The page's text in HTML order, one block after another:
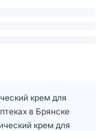
крем для
в Брянске
крем для